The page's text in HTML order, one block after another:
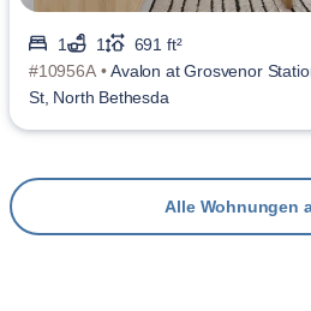
1 1
691 ft²
#10956A •Avalon at Grosvenor
St, North Bethesda
Alle Wohnungen